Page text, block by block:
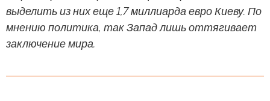
выделить из них еще 1,7 миллиарда евро Киеву. По
мнению политика, так Запад лишь оттягивает
заключение мира.